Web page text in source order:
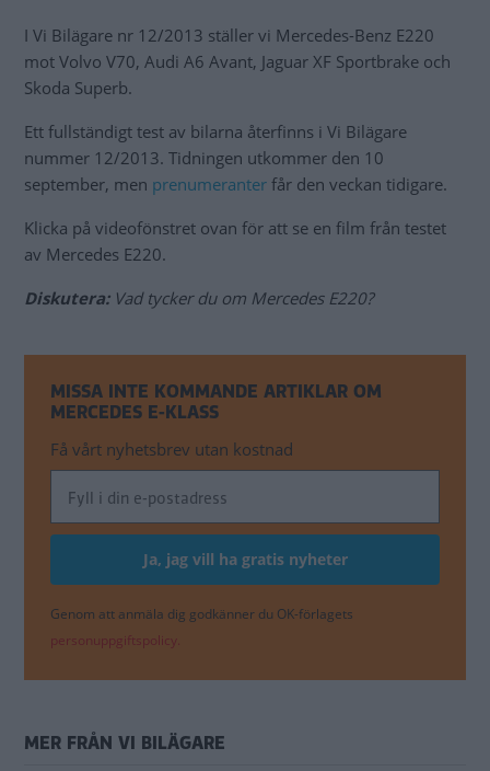
I Vi Bilägare nr 12/2013 ställer vi Mercedes-Benz E220
mot Volvo V70, Audi A6 Avant, Jaguar XF Sportbrake och
Skoda Superb.
Ett fullständigt test av bilarna återfinns i Vi Bilägare
nummer 12/2013. Tidningen utkommer den 10
september, men prenumeranter får den veckan tidigare.
Klicka på videofönstret ovan för att se en film från testet
av Mercedes E220.
Diskutera: Vad tycker du om Mercedes E220?
MISSA INTE KOMMANDE ARTIKLAR OM
MERCEDES E-KLASS
Få vårt nyhetsbrev utan kostnad
Genom att anmäla dig godkänner du OK-förlagets
personuppgiftspolicy.
MER FRÅN VI BILÄGARE